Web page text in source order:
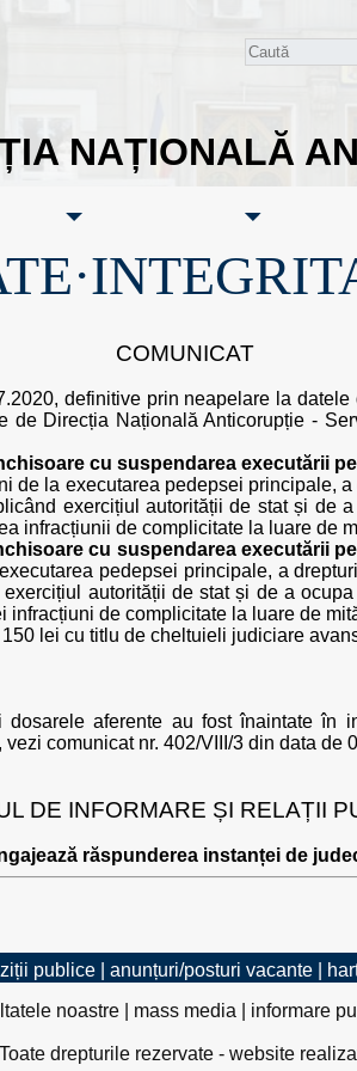
NAȚIONALĂ
COMUNICAT
definitive prin neapelare la
de Direcția Națională Anticorupție -
cu suspendarea executării
de la executarea pedepsei principale,
exercițiul autorității de stat și de
infracțiunii de complicitate la luare de
cu suspendarea executării
pedepsei principale, a
autorității de stat și de a
de complicitate la luare de
lei cu titlu de cheltuieli judiciare
aferente au fost înaintate în
comunicat nr. 402/VIII/3 din data de
DE INFORMARE ȘI RELAȚII
răspunderea instanței de
publice| anunțuri/posturi vacante|
noastre| mass media informare
drepturile rezervate - website